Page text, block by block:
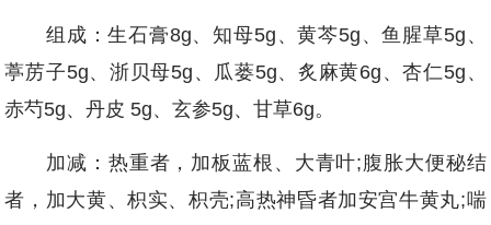
组成：生石膏8g、知母5g、黄芩5g、鱼腥草5g、
葶苈子5g、浙贝母5g、瓜蒌5g、炙麻黄6g、杏仁5g、
赤芍5g、丹皮 5g、玄参5g、甘草6g。
加减：热重者，加板蓝根、大青叶;腹胀大便秘结
者，加大黄、枳实、枳壳;高热神昏者加安宫牛黄丸;喘